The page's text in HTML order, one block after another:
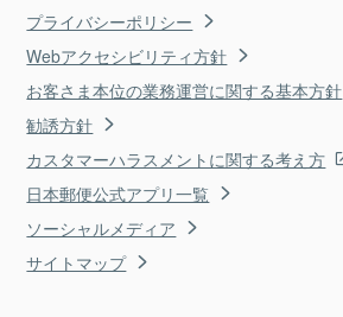
プライバシーポリシー
Webアクセシビリティ方針
お客さま本位の業務運営に関する基本方針
勧誘方針
カスタマーハラスメントに関する考え方
日本郵便公式アプリ一覧
ソーシャルメディア
サイトマップ